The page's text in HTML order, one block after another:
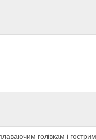
голівкам і гострим